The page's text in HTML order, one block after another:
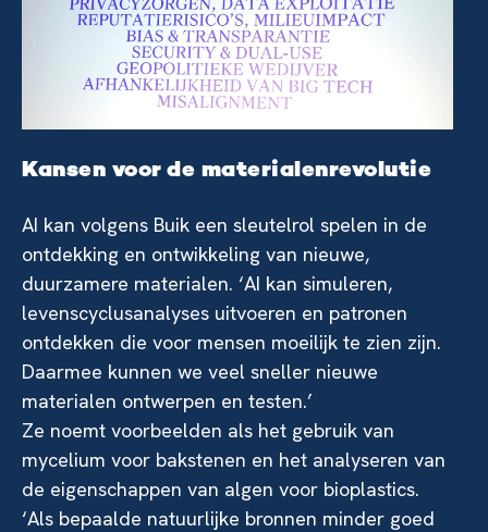
Kansen voor de materialenrevolutie
AI kan volgens Buik een sleutelrol spelen in de
ontdekking en ontwikkeling van nieuwe,
duurzamere materialen. ‘AI kan simuleren,
levenscyclusanalyses uitvoeren en patronen
ontdekken die voor mensen moeilijk te zien zijn.
Daarmee kunnen we veel sneller nieuwe
materialen ontwerpen en testen.’
Ze noemt voorbeelden als het gebruik van
mycelium voor bakstenen en het analyseren van
de eigenschappen van algen voor bioplastics.
‘Als bepaalde natuurlijke bronnen minder goed